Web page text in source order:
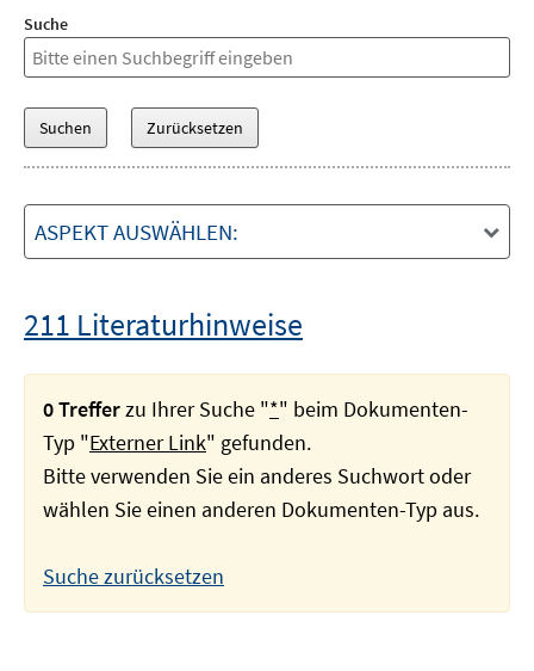
Suche
ASPEKT AUSWÄHLEN:
211 Literaturhinweise
0 Trefferzu Ihrer Suche "*" beim Dokumenten-
Typ "Externer Link" gefunden.
Bitte verwenden Sie ein anderes Suchwort oder
wählen Sie einen anderen Dokumenten-Typ aus.
Suche zurücksetzen